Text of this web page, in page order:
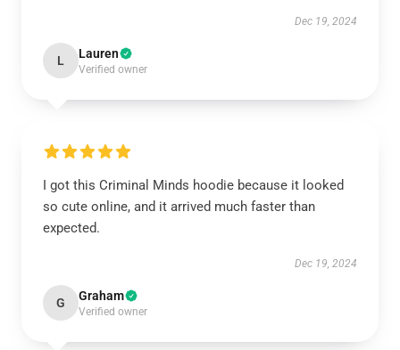
Dec 19, 2024
L Lauren
Verified owner
I got this Criminal Minds hoodie because it looked
so cute online, and it arrived much faster than
expected.
Dec 19, 2024
G Graham
Verified owner